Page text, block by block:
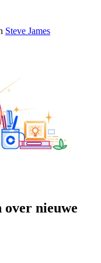
Steve James
over nieuwe